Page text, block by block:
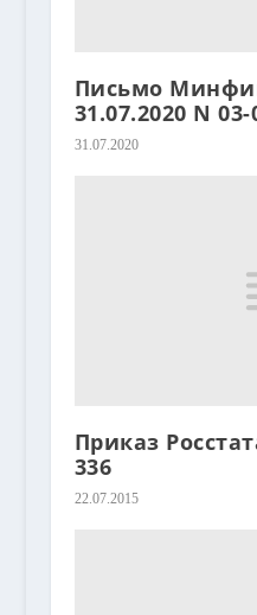
Письмо
31.07.2020 N
31.07.2020
Приказ
336
22.07.2015